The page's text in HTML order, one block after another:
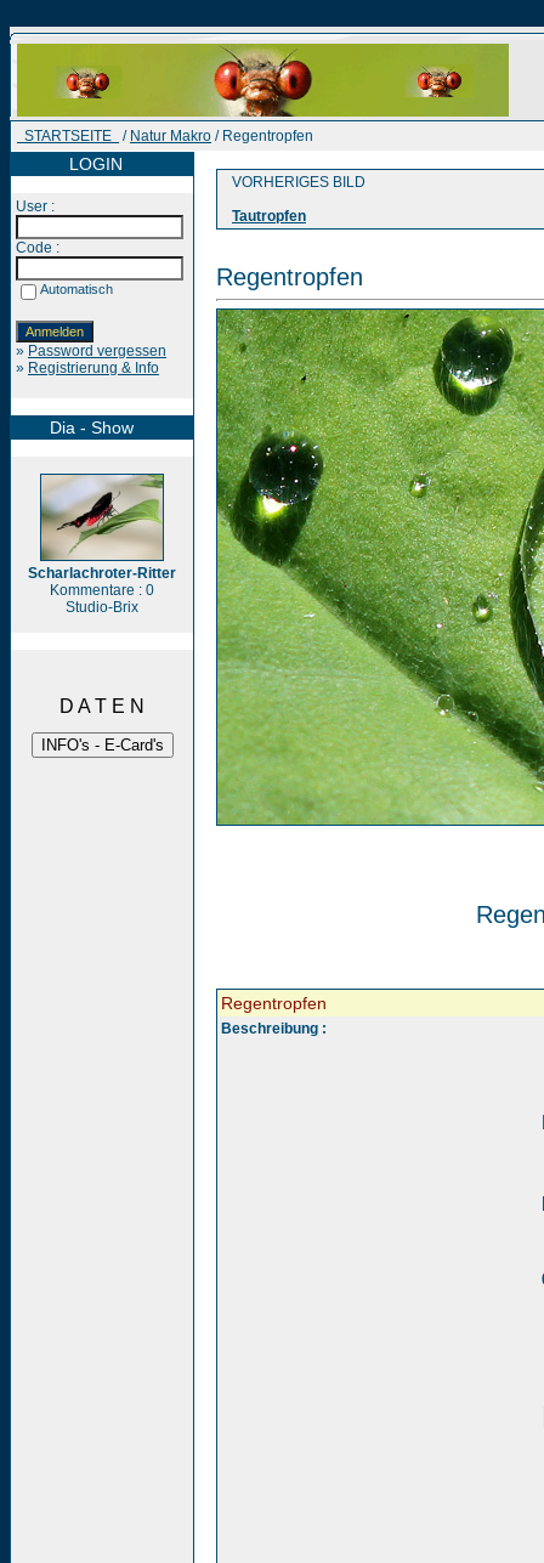
STARTSEITE / Natur Makro / Regentropfen
LOGIN
User :
Code :
Automatisch
» Password vergessen
» Registrierung & Info
Dia - Show
Scharlachroter-Ritter
Kommentare : 0
Studio-Brix
D A T E N
VORHERIGES BILD
Tautropfen
Regentropfen
Regentropfen
Beschreibung :